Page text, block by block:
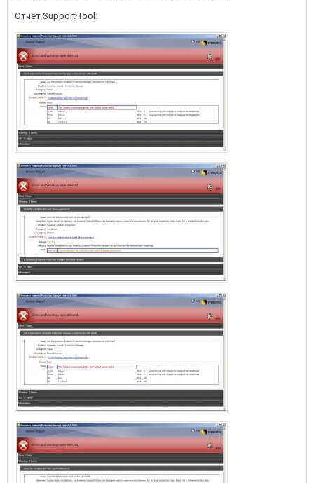
Отчет Support Tool: